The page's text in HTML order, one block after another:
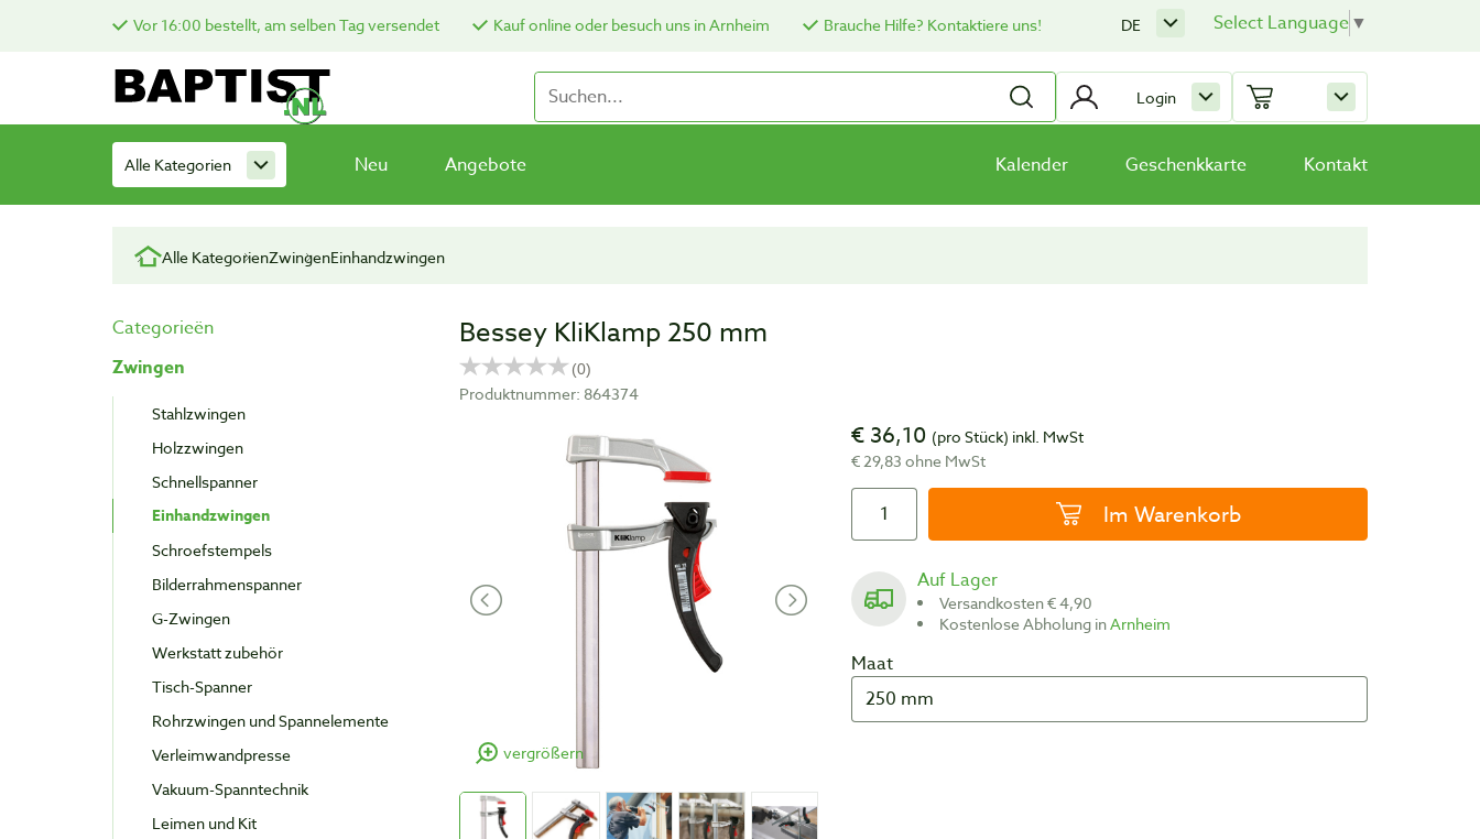
Vor 16:00 bestellt, am selben Tag versendet Kauf online oder besuch uns in Arnheim Brauche Hilfe? Kontaktiere uns! Select Language▼
DE
Login
Alle Kategorien Neu Angebote Kalender Geschenkkarte Kontakt
Alle KategorienZwingenEinhandzwingen
Categorieën
Zwingen
Stahlzwingen
Holzzwingen
Schnellspanner
Einhandzwingen
Schroefstempels
Bilderrahmenspanner
G-Zwingen
Werkstatt zubehör
Tisch-Spanner
Rohrzwingen und Spannelemente
Verleimwandpresse
Vakuum-Spanntechnik
Leimen und Kit
Bessey KliKlamp 250 mm
Produktnummer: 864374
vergrößern
€ 36,10 (pro Stück) inkl. MwSt
€ 29,83 ohne MwSt
Im Warenkorb
Auf Lager
Versandkosten € 4,90
Kostenlose Abholung inArnheim
Maat